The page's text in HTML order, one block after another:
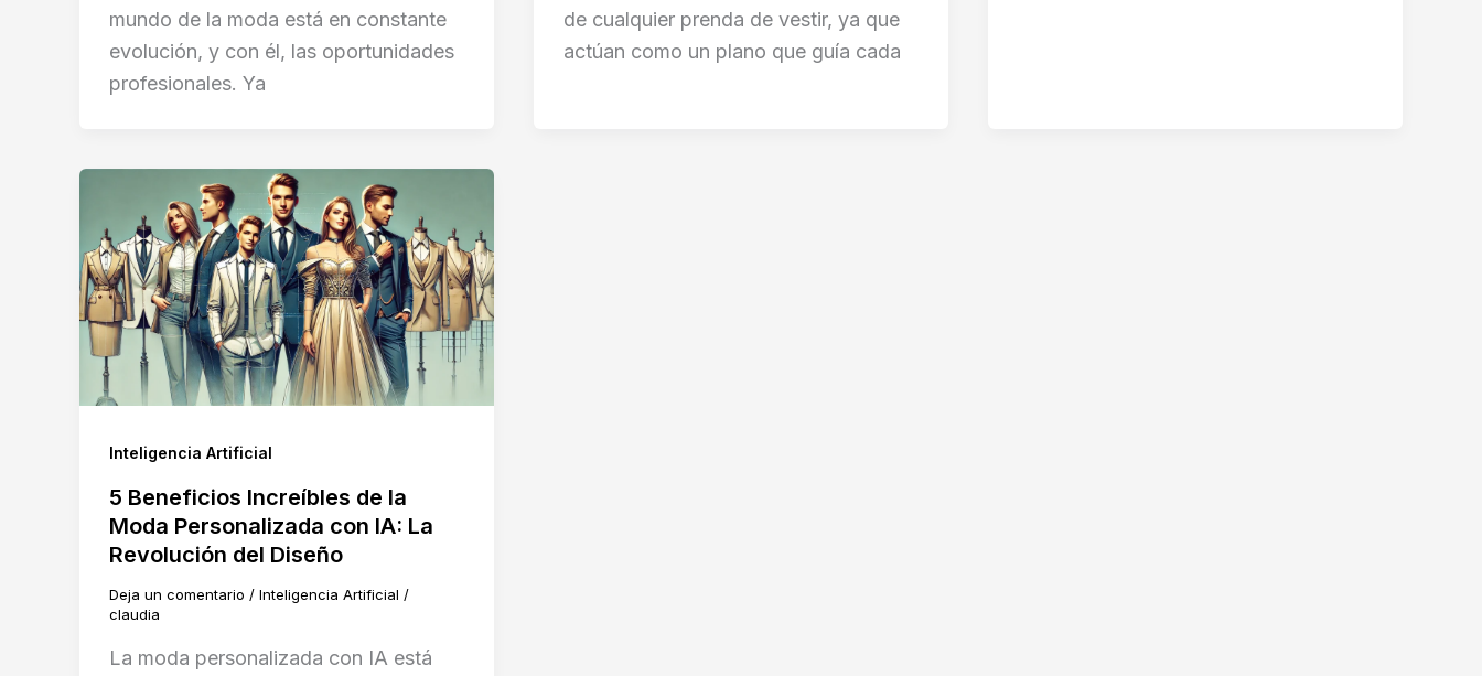
mundo de la moda está en constante
evolución, y con él, las oportunidades
profesionales. Ya
de cualquier prenda de vestir, ya que
actúan como un plano que guía cada
Inteligencia Artificial
5 Beneficios Increíbles de la
Moda Personalizada con IA: La
Revolución del Diseño
Deja un comentario / Inteligencia Artificial /
claudia
La moda personalizada con IA está